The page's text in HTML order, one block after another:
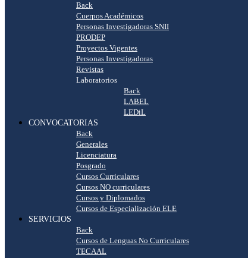
Back
Cuerpos Académicos
Personas Investigadoras SNII
PRODEP
Proyectos Vigentes
Personas Investigadoras
Revistas
Laboratorios
Back
LABEL
LEDiL
CONVOCATORIAS
Back
Generales
Licenciatura
Posgrado
Cursos Curriculares
Cursos NO curriculares
Cursos y Diplomados
Cursos de Especialización ELE
SERVICIOS
Back
Cursos de Lenguas No Curriculares
TECAAL